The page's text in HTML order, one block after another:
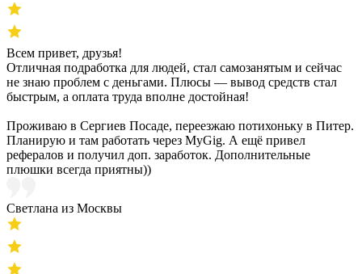
Всем привет, друзья!
Отличная подработка для людей, стал самозанятым и сейчас
не знаю проблем с деньгами. Плюсы — вывод средств стал
быстрым, а оплата труда вполне достойная!
Проживаю в Сергиев Посаде, переезжаю потихоньку в Питер.
Планирую и там работать через MyGig. А ещё привел
рефералов и получил доп. заработок. Дополнительные
плюшки всегда приятны))
Светлана из Москвы